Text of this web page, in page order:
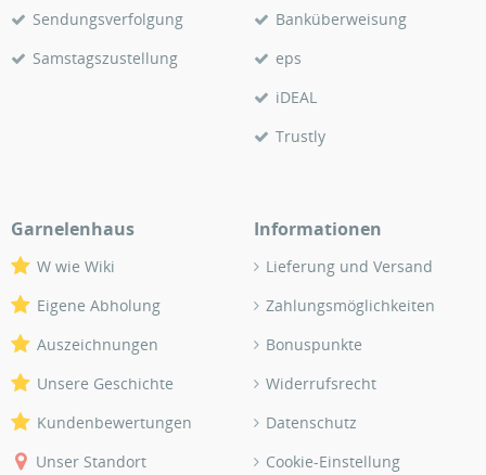
Sendungsverfolgung
Samstagszustellung
Banküberweisung
eps
iDEAL
Trustly
Garnelenhaus
W wie Wiki
Eigene Abholung
Auszeichnungen
Unsere Geschichte
Kundenbewertungen
Unser Standort
Informationen
Lieferung und Versand
Zahlungsmöglichkeiten
Bonuspunkte
Widerrufsrecht
Datenschutz
Cookie-Einstellung